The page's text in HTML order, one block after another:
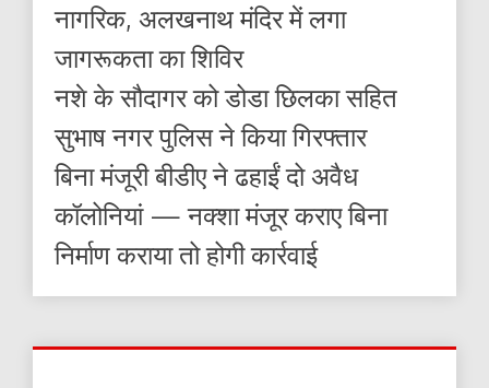
नागरिक, अलखनाथ मंदिर में लगा
जागरूकता का शिविर
नशे के सौदागर को डोडा छिलका सहित
सुभाष नगर पुलिस ने किया गिरफ्तार
बिना मंजूरी बीडीए ने ढहाईं दो अवैध
कॉलोनियां — नक्शा मंजूर कराए बिना
निर्माण कराया तो होगी कार्रवाई